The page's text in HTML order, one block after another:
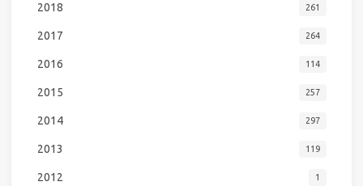
2018 261
2017 264
2016 114
2015 257
2014 297
2013 119
2012 1